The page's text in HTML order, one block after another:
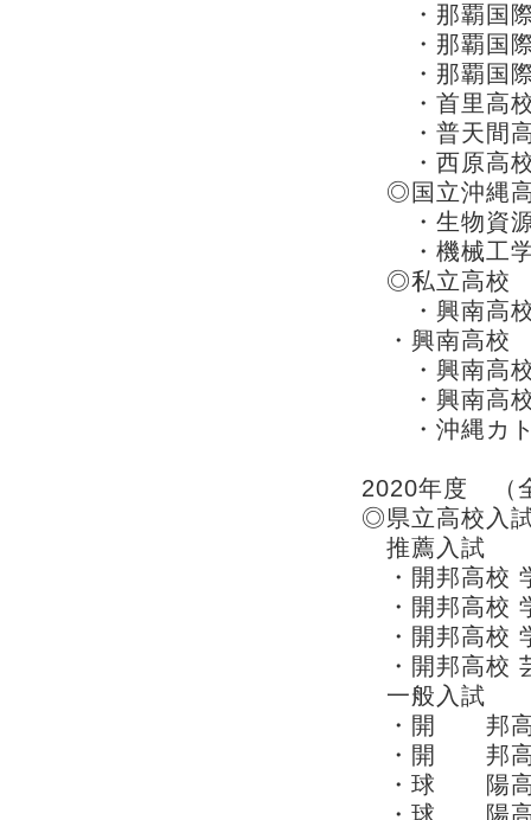
・那覇国
・那覇国
・那覇国
・首里高
・普天間
・西原高
◎国立沖縄
・生物資源
・機械工
◎私立高校
・興南高
・興南高校
・興南高校
・興南高
・沖縄カ
2020年度
◎県立高校入
推薦入試
・開邦高校
・開邦高校
・開邦高校
・開邦高校
一般入試
・開 邦高
・開 邦高
・球 陽高
・球 陽高